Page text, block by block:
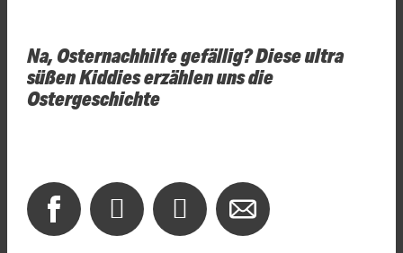
Na, Osternachhilfe gefällig? Diese ultra
süßen Kiddies erzählen uns die
Ostergeschichte